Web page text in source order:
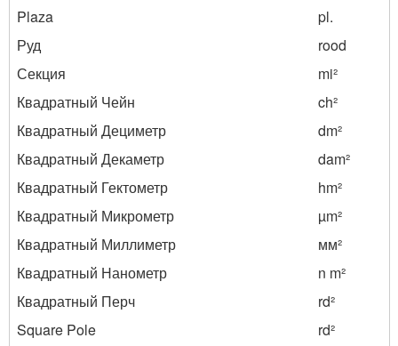
Plaza
pl.
Руд
rood
Секция
mi²
Квадратный Чейн
ch²
Квадратный Дециметр
dm²
Квадратный Декаметр
dam²
Квадратный Гектометр
hm²
Квадратный Микрометр
µm²
Квадратный Миллиметр
мм²
Квадратный Нанометр
n m²
Квадратный Перч
rd²
Square Pole
rd²